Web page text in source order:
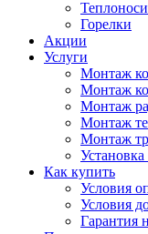
Горелки
Акции
Услуги
Монтаж
Монтаж
Монтаж
Монтаж
Монтаж
Установка
Как купить
Условия
Условия
Гарантия